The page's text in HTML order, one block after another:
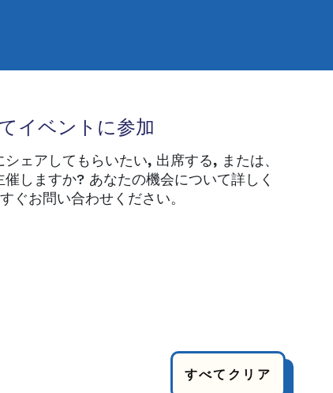
イベントに参加
ェアしてもらいたい,出席する,または、
しますか? あなたの機会について詳しく
ぐお問い合わせください。
すべてクリア